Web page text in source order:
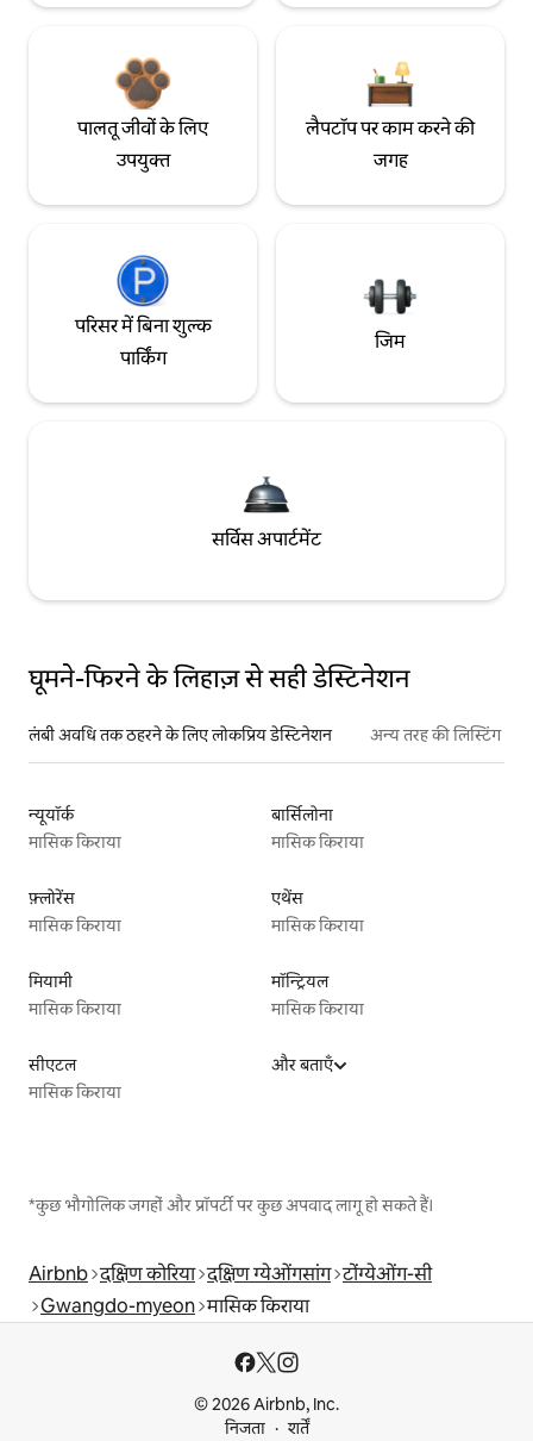
पालतू जीवों के लिए
उपयुक्त
लैपटॉप पर काम करने की
जगह
परिसर में बिना शुल्क
पार्किंग
जिम
सर्विस अपार्टमेंट
घूमने-फिरने के लिहाज़ से सही डेस्टिनेशन
लंबी अवधि तक ठहरने के लिए लोकप्रिय डेस्टिनेशन अन्य तरह की लिस्टिंग
न्यूयॉर्क
मासिक किराया
बार्सिलोना
मासिक किराया
फ़्लोरेंस
मासिक किराया
एथेंस
मासिक किराया
मियामी
मासिक किराया
मॉन्ट्रियल
मासिक किराया
सीएटल
मासिक किराया
और बताएँ
*कुछ भौगोलिक जगहों और प्रॉपर्टी पर कुछ अपवाद लागू हो सकते हैं।
Airbnb दक्षिण कोरिया दक्षिण ग्येओंगसांग टोंग्येओंग-सी
Gwangdo-myeon मासिक किराया
© 2026 Airbnb, Inc.
निजता
शर्तें